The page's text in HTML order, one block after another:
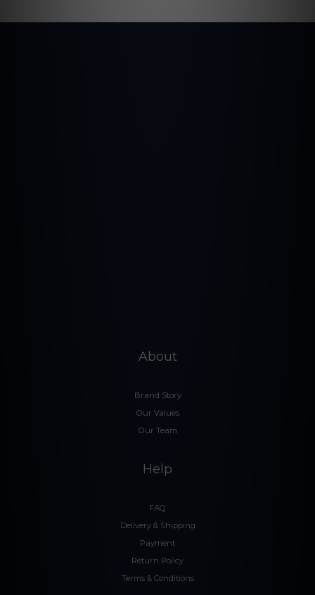
About
Brand Story
Our Values
Our Team
Help
FAQ
Delivery & Shipping
Payment
Return Policy
Terms & Conditions